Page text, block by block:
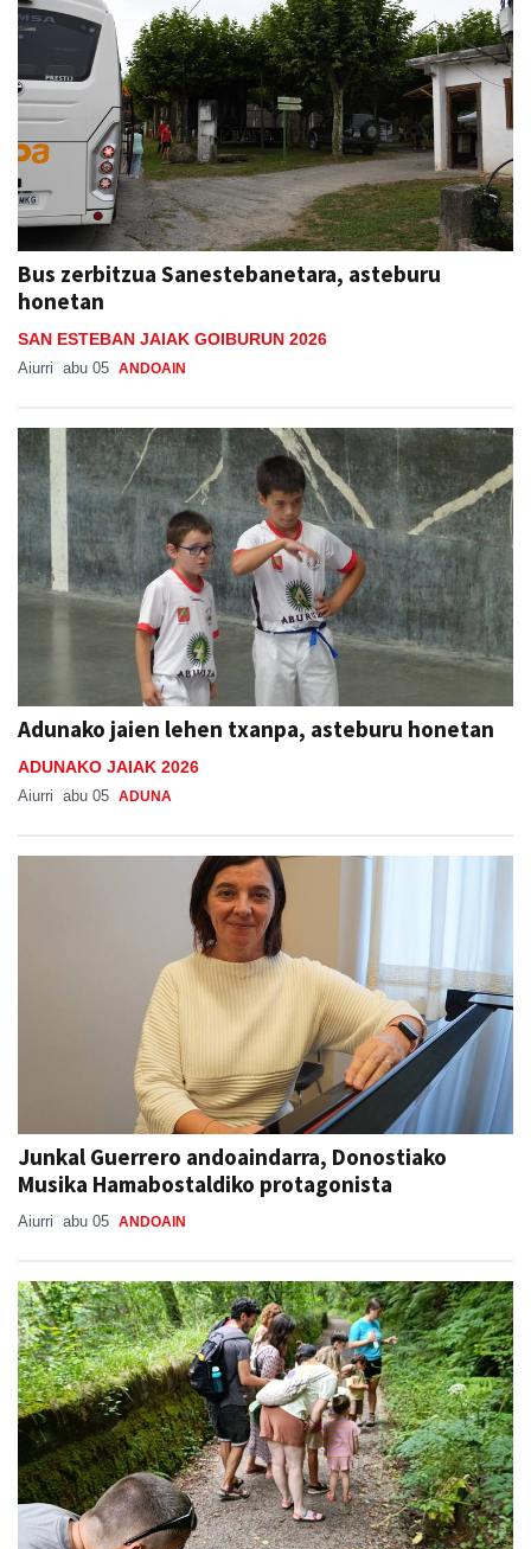
Bus zerbitzua Sanestebanetara, asteburu
honetan
SAN ESTEBAN JAIAK GOIBURUN 2026
Aiurri abu 05 ANDOAIN
Adunako jaien lehen txanpa, asteburu honetan
ADUNAKO JAIAK 2026
Aiurri abu 05 ADUNA
Junkal Guerrero andoaindarra, Donostiako
Musika Hamabostaldiko protagonista
Aiurri abu 05 ANDOAIN